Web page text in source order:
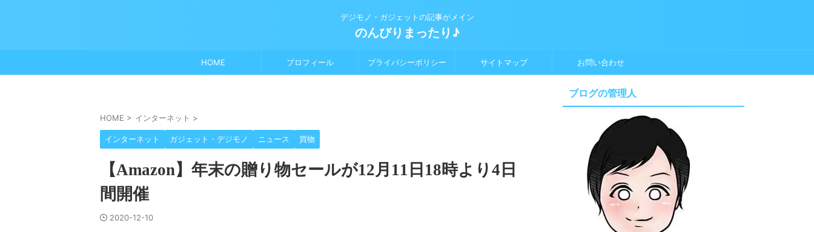
デジモノ・ガジェットの記事がメイン
のんびりまったり♪
HOME プロフィール プライバシーポリシー サイトマップ お問い合わせ
HOME > インターネット >
インターネット ガジェット・デジモノ ニュース 買物
【Amazon】年末の贈り物セールが12月11日18時より4日
間開催
2020-12-10
ブログの管理人